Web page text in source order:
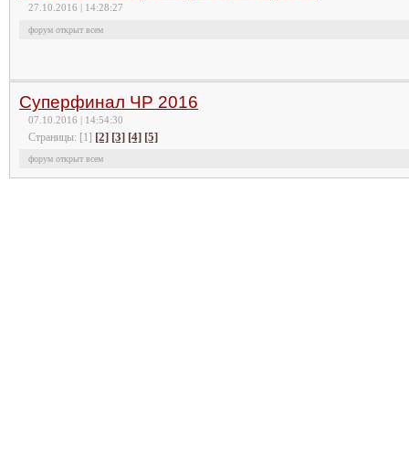
27.10.2016 | 14:28:27
форум открыт всем
Суперфинал ЧР 2016
07.10.2016 | 14:54:30
Страницы: [1] [2] [3] [4] [5]
форум открыт всем